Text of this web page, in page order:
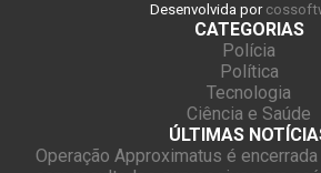
Desenvolvida por
CATEGORIAS
Polícia
Política
Tecnologia
Ciência e Saúde
ÚLTIMAS
Operação Approximatus é encerrada